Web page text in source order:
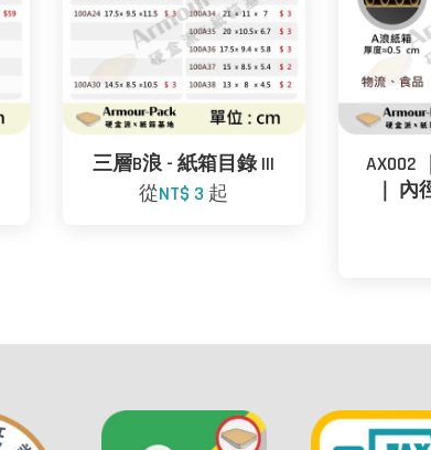
三層B浪 - 紙箱目錄 III
從NT$ 3 起
AX002
｜ 內